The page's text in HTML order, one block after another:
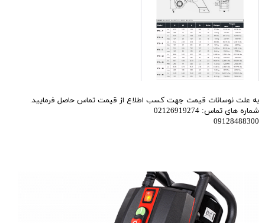
به علت نوسانات قیمت جهت کسب اطلاع از قیمت تماس حاصل فرمایید.
شماره های تماس: 02126919274
09128488300